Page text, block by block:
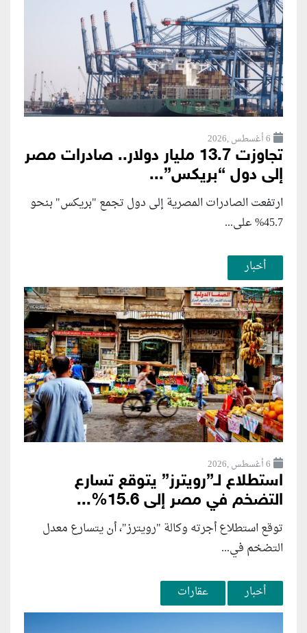
6 أغسطس ,2026
تجاوزت 13.7 مليار دولار.. صادرات مصر
إلى دول “بريكس”...
ارتفعت الصادرات المصرية إلى دول تجمع "بريكس" بنحو
45.7% على...
أخبار
6 أغسطس ,2026
استطلاع لـ”رويترز” يتوقع تسارع
التضخم في مصر إلى 15.6%...
توقع استطلاع أجرته وكالة "رويترز"، أن يتسارع ‌معدل
التضخم في...
أخبار عقارات